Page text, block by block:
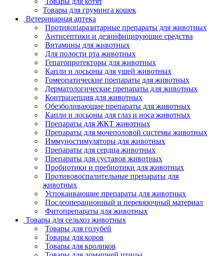
Товары для груминга кошек
Ветеринарная аптека
Противопаразитарные препараты для животных
Антисептики и дезинфицирующие средства
Витамины для животных
Для полости рта животных
Гепатопротекторы для животных
Капли и лосьоны для ушей животных
Гомеопатические препараты для животных
Дерматологические препараты для животных
Контрацепция для животных
Обезболивающие препараты для животных
Капли и лосьоны для глаз и носа животных
Препараты для ЖКТ животных
Препараты для мочеполовой системы животных
Иммуностимуляторы для животных
Препараты для сердца животных
Препараты для суставов животных
Пробиотики и пребиотики для животных
Противовоспалительные препараты для
животных
Успокаивающие препараты для животных
Послеоперационный и перевязочный материал
Фитопрепараты для животных
Товары для сельхоз животных
Товары для голубей
Товары для коров
Товары для кроликов